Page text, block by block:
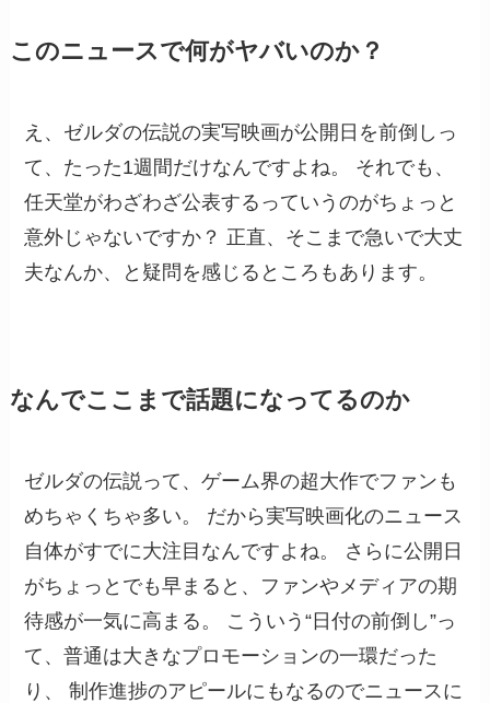
このニュースで何がヤバいのか？
え、ゼルダの伝説の実写映画が公開日を前倒しっ
て、たった1週間だけなんですよね。 それでも、
任天堂がわざわざ公表するっていうのがちょっと
意外じゃないですか？ 正直、そこまで急いで大丈
夫なんか、と疑問を感じるところもあります。
なんでここまで話題になってるのか
ゼルダの伝説って、ゲーム界の超大作でファンも
めちゃくちゃ多い。 だから実写映画化のニュース
自体がすでに大注目なんですよね。 さらに公開日
がちょっとでも早まると、ファンやメディアの期
待感が一気に高まる。 こういう“日付の前倒し”っ
て、普通は大きなプロモーションの一環だった
り、 制作進捗のアピールにもなるのでニュースに